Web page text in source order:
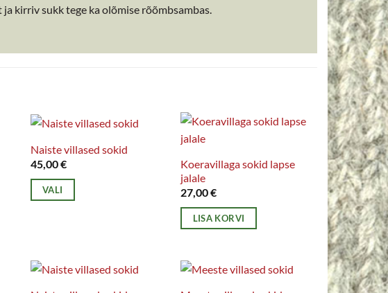
kirriv sukk tege ka olõmise rõõmbsambas.
Naiste villased sokid
45,00€
VALI
mitu
varianti.
Koeravillaga sokid lapse
jalale
27,00€
LISA KORVI